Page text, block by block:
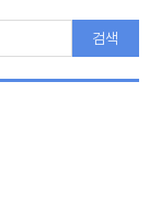
검색